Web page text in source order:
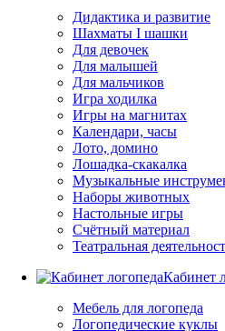
Дидактика и развитие
Шахматы I шашки
Для девочек
Для малышей
Для мальчиков
Игра ходилка
Игры на магнитах
Календари, часы
Лото, домино
Лошадка-скакалка
Музыкальные
Наборы животных
Настольные игры
Счётный материал
Театральная
Кабинет
Мебель для логопеда
Логопедические куклы